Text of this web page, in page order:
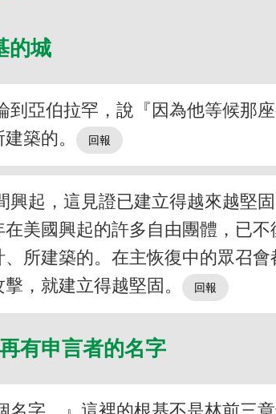
城
亞伯拉罕，說『因為他等候那
築的。
起，這見證已建立得越來越堅
美國興起的許多自由團體，已不
所建築的。在主恢復中的眾召
，就建立得越堅固。
有申言者的名字